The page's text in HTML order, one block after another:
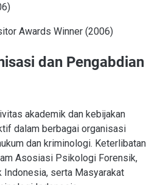
Awards Winner (2006)
dan Pengabdian
akademik dan kebijakan
dalam berbagai organisasi
dan kriminologi. Keterlibatan
Asosiasi Psikologi Forensik,
serta Masyarakat